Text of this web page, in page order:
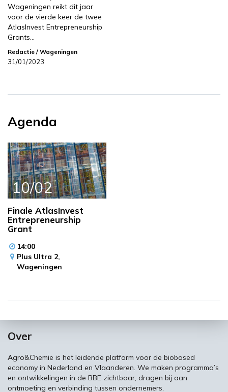
Wageningen reikt dit jaar
voor de vierde keer de twee
AtlasInvest Entrepreneurship
Grants…
Redactie / Wageningen
31/01/2023
Agenda
10/02
Finale AtlasInvest
Entrepreneurship
Grant
14:00
Plus Ultra 2,
Wageningen
Over
Agro&Chemie is het leidende platform voor de biobased
economy in Nederland en Vlaanderen. We maken programma’s
en ontwikkelingen in de BBE zichtbaar, dragen bij aan
ontmoeting en verbinding tussen ondernemers,